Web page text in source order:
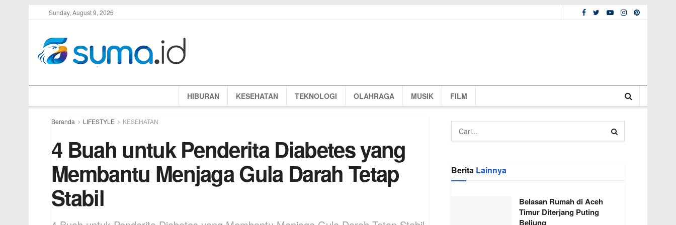
Sunday, August 9, 2026
HIBURAN KESEHATAN TEKNOLOGI OLAHRAGA MUSIK FILM
Beranda LIFESTYLE KESEHATAN
4 Buah untuk Penderita Diabetes yang
Membantu Menjaga Gula Darah Tetap
Stabil
Berita Lainnya
Belasan Rumah di Aceh
Timur Diterjang Puting
Beliung